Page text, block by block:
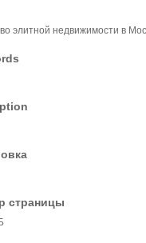
элитной недвижимости в
страницы